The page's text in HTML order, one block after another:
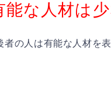
能な人材は
者の人は有能な人材を